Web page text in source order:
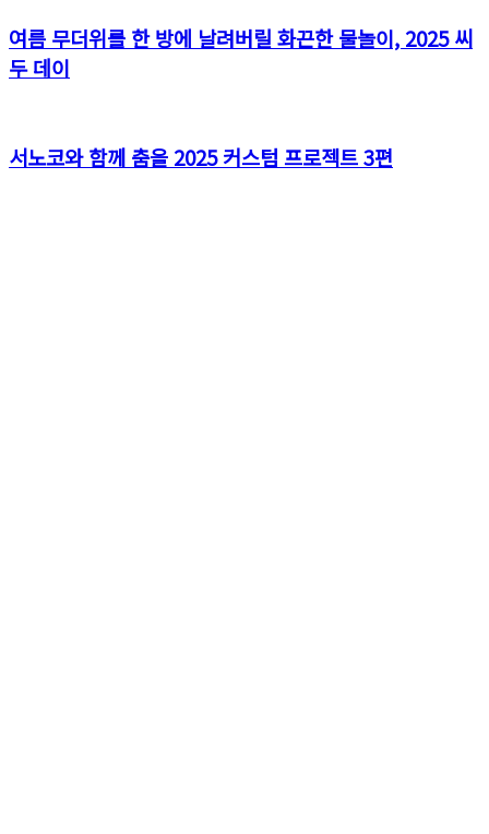
여름 무더위를 한 방에 날려버릴 화끈한 물놀이, 2025 씨
두 데이
서노코와 함께 춤을 2025 커스텀 프로젝트 3편